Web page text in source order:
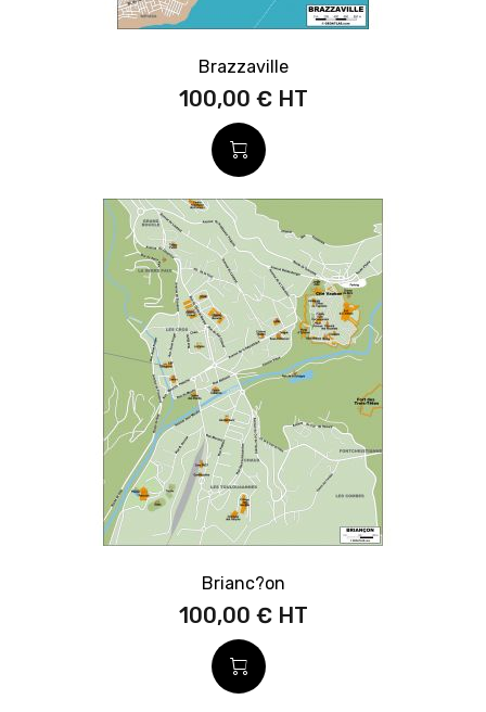
Brazzaville
100,00 €
Brianc?on
100,00 €